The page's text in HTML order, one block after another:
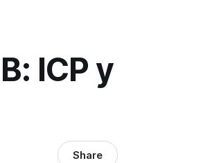
ICP y
Share